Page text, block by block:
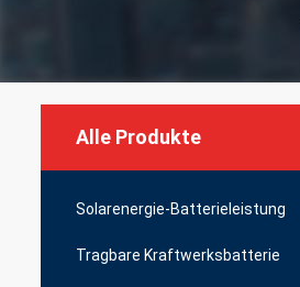
Alle Produkte
Solarenergie-Batterieleistung
Tragbare Kraftwerksbatterie